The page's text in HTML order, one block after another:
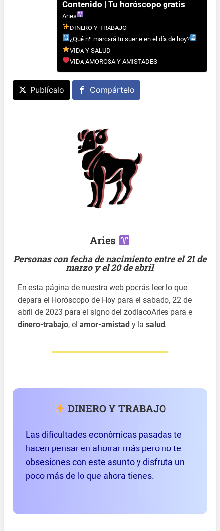
Contenido | Tu horóscopo gratis
Aries
DINERO Y TRABAJO
¿Qué nº marcará tu suerte en el día de hoy?
VIDA Y SALUD
VIDA AMOROSA Y AMISTADES
Publícalo Compártelo
Aries
Personas con fecha de nacimiento entre el 21 de
marzo y el 20 de abril
En esta página de nuestra web podrás leer lo que
depara el Horóscopo de Hoy para el sabado, 22 de
abril de 2023 para el signo del zodiacoAries para el
dinero-trabajo, elamor-amistad y lasalud .
DINERO Y TRABAJO
Las dificultades económicas pasadas te
hacen pensar en ahorrar más pero no te
obsesiones con este asunto y disfruta un
poco más de lo que ahora tienes.